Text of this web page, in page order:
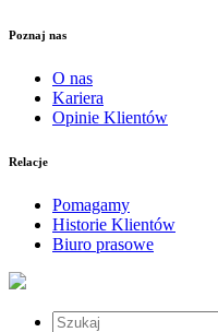
Poznaj nas
O nas
Kariera
Opinie Klientów
Relacje
Pomagamy
Historie Klientów
Biuro prasowe